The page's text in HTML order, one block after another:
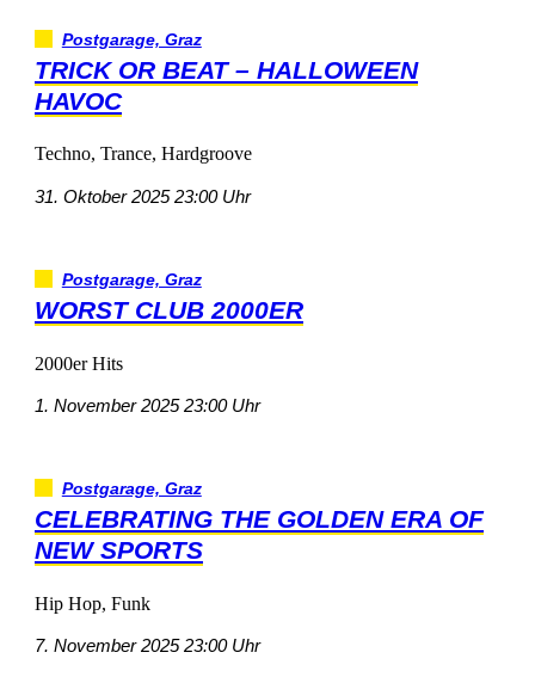
Postgarage,Graz
TRICKORBEAT–HALLOWEEN
HAVOC
Techno,Trance,Hardgroove
31.Oktober202523:00Uhr
Postgarage,Graz
WORSTCLUB2000ER
2000erHits
1.November202523:00Uhr
Postgarage,Graz
CELEBRATINGTHEGOLDENERAOF
NEWSPORTS
HipHop,Funk
7.November202523:00Uhr